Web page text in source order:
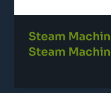
Steam
Steam